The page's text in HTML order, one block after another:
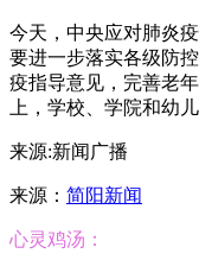
今天，中央应对肺炎
要进一步落实各级防
疫指导意见，完善老
上，学校、学院和幼
来源:新闻广播
来源： 简阳新闻
心灵鸡汤：